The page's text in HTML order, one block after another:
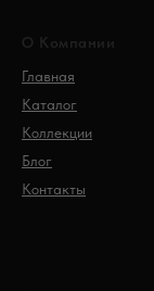
О Компании
Главная
Каталог
Коллекции
Блог
Контакты